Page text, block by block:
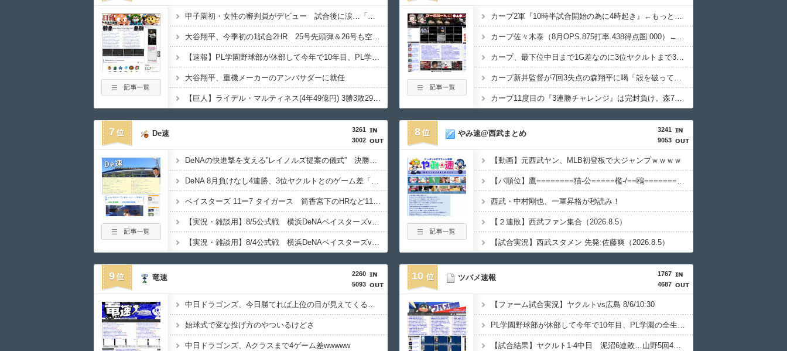
甲子園初・女性の審判員がデビュー 試合後に涙…「嬉しい気持ちと絶対失敗しちゃいけない、それだけでした」
大谷翔平、今季初の1試合2HR 25号先頭弾＆26号も空砲…ド軍は今季ワースト6連敗
【速報】PL学園野球部が休部して今年で10年目、PL学園の全生徒数は35人
大谷翔平、重機メーカーのアンバサダーに就任
【巨人】ライデル・マルティネス(4年49億円) 3勝3敗29セーブ←こいつ
カープ2軍『10時半試合開始の為に4時起き』←もっと良い猛暑対策はないのか？
カープ佐々木泰（8月OPS.875打率.438得点圏.000）←1番に置いた方が良くね？
カープ、最下位中日まで1G差なのに3位ヤクルトまで3G差←珍しい状況
カープ新井監督が7回3失点の森翔平に喝「殻を破ってほしい」【監督談話】
カープ11度目の『3連勝チャレンジ』は完封負け。森7回3失点。泰ファビ菊池マルチも全て単打で無得点【広島0-4巨人/試合結果】
7
3261
3002
De速
DeNAの快進撃を支える”レイノルズ提案の儀式” 決勝2ランの宮下が明かす「儀式を始めてから、チームが一つになっている」
DeNA 8月負けなし4連勝、3位ヤクルトとのゲーム差「0」でAクラス目前！
ベイスターズ 11ー7 タイガース 筒香宮下のHRなど11得点 東7回3失点で試合を作る
【実況・雑談用】8/5公式戦 横浜DeNAベイスターズvs阪神タイガース
【実況・雑談用】8/4公式戦 横浜DeNAベイスターズvs阪神タイガース
8
3241
9053
やみ速@西武まとめ
【動画】元西武ヤン、MLB初登板で大ジャンプｗｗｗｗ
【パ順位】鷹========猫-公=====檻-/==鴎=========鷲（2026.8.5）
西武・中村剛也、一軍昇格が秒読み！
【２連敗】西武ファン集合（2026.8.5）
【試合実況】西武スタメン 先発:佐藤爽（2026.8.5）
9
2260
5093
竜速
中日ドラゴンズ、今日勝てれば上位の目が見えてくるかも・・・
始球式で変な投げ方のやついるけどさ
中日ドラゴンズ、Aクラスまで4ゲーム差wwwww
10
1767
4687
ツバメ速報
【ファーム試合実況】ヤクルトvs広島 8/6/10:30
PL学園野球部が休部して今年で10年目、PL学園の全生徒数は35人
【試合結果】ヤクルト1-4中日 泥沼6連敗…山野5回4失点